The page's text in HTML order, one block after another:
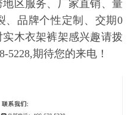
地区服务、厂家直销、量
、品牌个性定制、交期0
木衣架裤架感兴趣请拨
5228,期待您的来电！